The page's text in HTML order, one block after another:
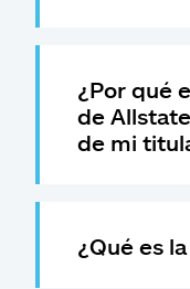
¿Por qué
de
de mi
¿Qué es